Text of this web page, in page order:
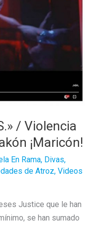
/ Violencia
¡Maricón!
En Rama, Divas,
de Atroz, Videos
Justice que le han
se han sumado